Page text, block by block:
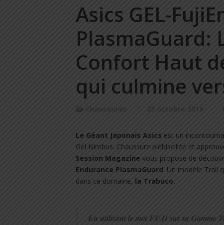
Asics GEL-
PlasmaGuard:
Confort Haut
qui culmine
Chaussures 23 octobre 2016
Le Géant Japonais Asics est un
Gel Nimbus. Chaussure plébiscitée et
Session Magazine vous propose de
Endurance PlasmaGuard. Un modèle Trail
dans ce domaine, la Trabuco.
En utilisant le mot FUJI sur sa Gamme